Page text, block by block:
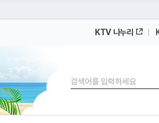
세요
KTV 나누리
검색